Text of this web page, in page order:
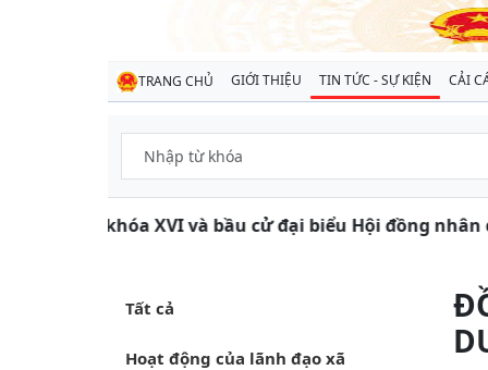
TRANG CHỦ GIỚI THIỆU TIN TỨC - SỰ KIỆN CẢI
hội khóa XVI và bầu cử đại biểu Hội đồng nhân dân
Tất cả
Hoạt động của lãnh đạo xã